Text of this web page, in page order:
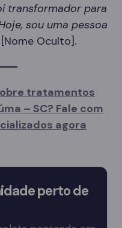
transformador para
sou uma pessoa
Oculto].
tratamentos
– SC? Fale com
agora
perto de